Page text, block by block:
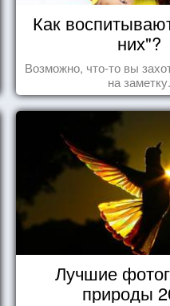
Как
них"?
Возможно, что-то вы
на заметку.
Лучшие
природы